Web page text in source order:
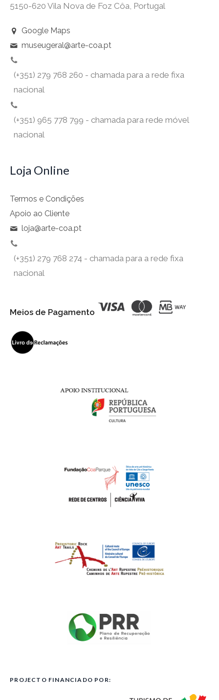
5150-620 Vila Nova de Foz Côa, Portugal
Google Maps
museugeral@arte-coa.pt
(+351) 279 768 260 - chamada para a rede fixa
nacional
(+351) 965 778 799 - chamada para rede móvel
nacional
Loja Online
Termos e Condições
Apoio ao Cliente
loja@arte-coa.pt
(+351) 279 768 274 - chamada para a rede fixa
nacional
Meios de Pagamento
PROJECTO FINANCIADO POR: